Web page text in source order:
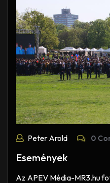
Peter Arold 0
Események
Az APEV Média-MR3.hu